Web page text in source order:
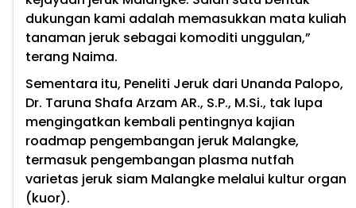
dukungan kami adalah memasukkan mata kuliah
tanaman jeruk sebagai komoditi unggulan,”
terang Naima.
Sementara itu, Peneliti Jeruk dari Unanda Palopo,
Dr. Taruna Shafa Arzam AR., S.P., M.Si., tak lupa
mengingatkan kembali pentingnya kajian
roadmap pengembangan jeruk Malangke,
termasuk pengembangan plasma nutfah
varietas jeruk siam Malangke melalui kultur organ
(kuor).